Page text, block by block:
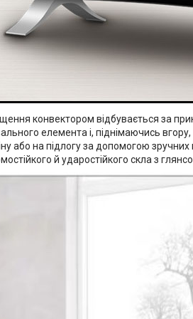
конвектором відбувається за
елемента і, піднімаючись
або на підлогу за допомогою
й ударостійкого скла з